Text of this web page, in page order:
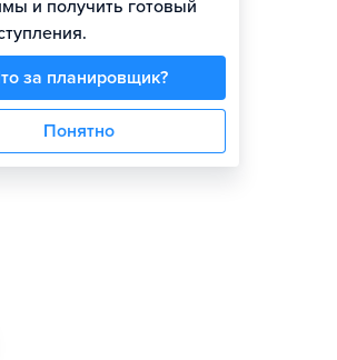
и получить готовый
за планировщик?
Понятно